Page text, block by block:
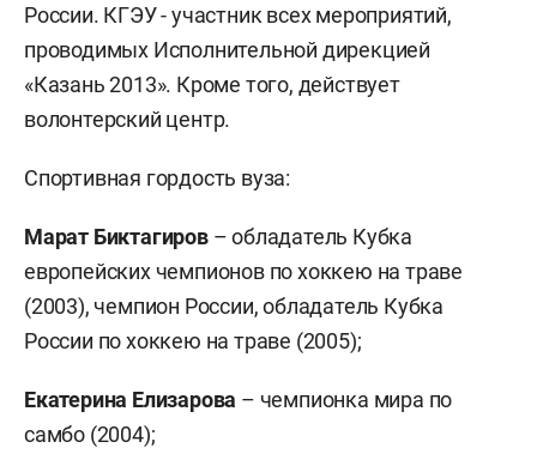
России. КГЭУ - участник всех мероприятий,
проводимых Исполнительной дирекцией
«Казань 2013». Кроме того, действует
волонтерский центр.
Спортивная гордость вуза:
Марат Биктагиров– обладатель Кубка
европейских чемпионов по хоккею на траве
(2003), чемпион России, обладатель Кубка
России по хоккею на траве (2005);
Екатерина Елизарова – чемпионка мира по
самбо (2004);